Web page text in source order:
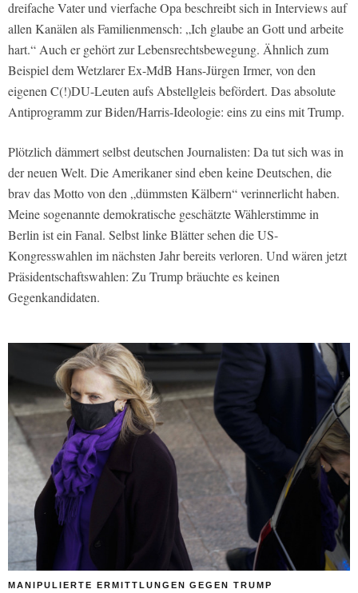
dreifache Vater und vierfache Opa beschreibt sich in Interviews auf
allen Kanälen als Familienmensch: „Ich glaube an Gott und arbeite
hart.“ Auch er gehört zur Lebensrechtsbewegung. Ähnlich zum
Beispiel dem Wetzlarer Ex-MdB Hans-Jürgen Irmer, von den
eigenen C(!)DU-Leuten aufs Abstellgleis befördert. Das absolute
Antiprogramm zur Biden/Harris-Ideologie: eins zu eins mit Trump.
Plötzlich dämmert selbst deutschen Journalisten: Da tut sich was in
der neuen Welt. Die Amerikaner sind eben keine Deutschen, die
brav das Motto von den „dümmsten Kälbern“ verinnerlicht haben.
Meine sogenannte demokratische geschätzte Wählerstimme in
Berlin ist ein Fanal. Selbst linke Blätter sehen die US-
Kongresswahlen im nächsten Jahr bereits verloren. Und wären jetzt
Präsidentschaftswahlen: Zu Trump bräuchte es keinen
Gegenkandidaten.
MANIPULIERTE ERMITTLUNGEN GEGEN TRUMP